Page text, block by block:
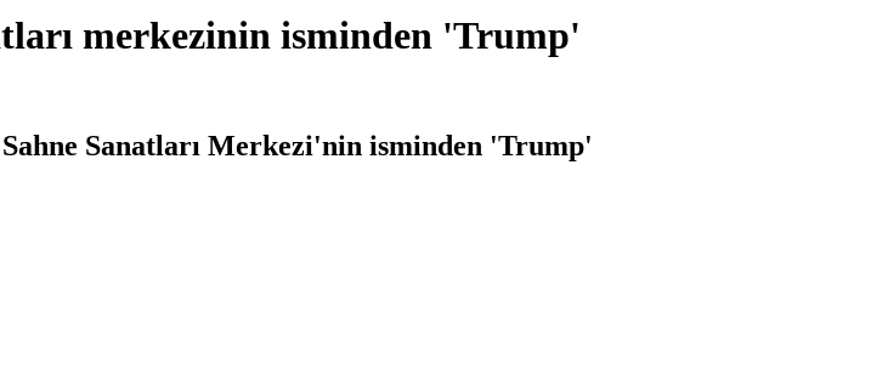
merkezinin isminden 'Trump'
Sanatları Merkezi'nin isminden 'Trump'